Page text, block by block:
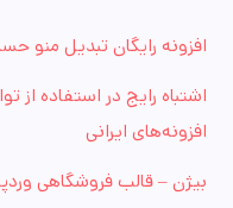
افزونه رایگان تبدیل منو
اشتباه رایج در استفاده از
افزونه‌های ایرانی
بیژن – قالب فروشگاهی